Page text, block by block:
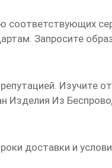
соответствующих
Запросите
Изучите
Изделия Из
доставки и